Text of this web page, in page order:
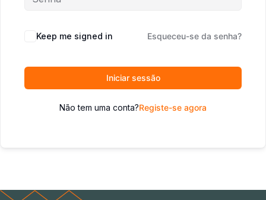
Keep me signed in Esqueceu-se da senha?
Iniciar sessão
Não tem uma conta?Registe-se agora